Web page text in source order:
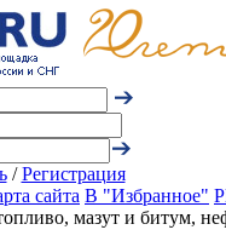
/Регистрация
сайта В "Избранное"
мазут и битум,